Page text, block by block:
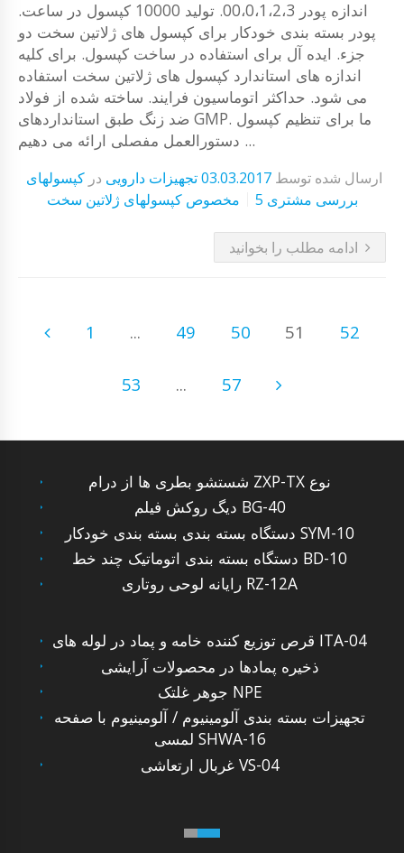
اندازه پودر 00،0،1،2،3. تولید 10000 کپسول در ساعت.
پودر بسته بندی خودکار برای کپسول های ژلاتین سخت دو
جزء. ایده آل برای استفاده در ساخت کپسول. برای کلیه
اندازه های استاندارد کپسول های ژلاتین سخت استفاده
می شود. حداکثر اتوماسیون فرایند. ساخته شده از فولاد
ضد زنگ طبق استانداردهای GMP. ما برای تنظیم کپسول
دستورالعمل مفصلی ارائه می دهیم ...
ارسال شده توسط03.03.2017 تجهیزات دارویی درکپسولهای
مخصوص کپسولهای ژلاتین سخت
5 بررسی مشتری
ادامه مطلب را بخوانید
1 ... 49 50 51 52
53 ... 57
شستشو بطری ها از درام ZXP-TX نوع
دیگ روکش فیلم BG-40
دستگاه بسته بندی بسته بندی خودکار SYM-10
دستگاه بسته بندی اتوماتیک چند خط BD-10
رایانه لوحی روتاری RZ-12A
قرص توزیع کننده خامه و پماد در لوله های ITA-04
ذخیره پمادها در محصولات آرایشی
جوهر غلتک NPE
تجهیزات بسته بندی آلومینیوم / آلومینیوم با صفحه
لمسی SHWA-16
غربال ارتعاشی VS-04